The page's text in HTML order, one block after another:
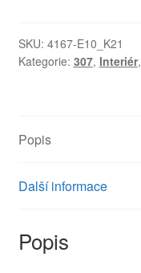
307
zelená
SKU: 4167-E10_K21
Kategorie: 307, Interiér,
Popis
Další informace
Popis